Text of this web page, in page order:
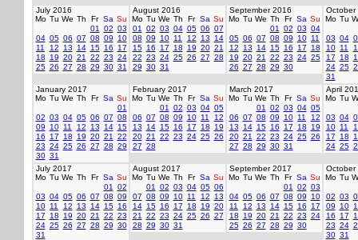
July 2016
Mo Tu We Th Fr Sa Su
01
02 03
04 05 06 07 08 09
10
11
12 13 14 15 16
17
18
19 20 21 22 23 24
25 26 27 28 29 30 31
August 2016
Mo Tu We Th Fr Sa Su
01
02 03 04 05 06 07
08 09 10 11 12 13
14
15 16 17 18 19 20 21
22 23 24 25 26 27 28
29 30 31
September 2016
Mo Tu We Th Fr Sa Su
01
02 03 04
05 06 07 08 09 10 11
12
13 14 15 16 17
18
19 20 21 22 23 24 25
26 27 28 29 30
October
Mo Tu
03 04
10 11
17
18
24 25
31
January 2017
Mo Tu We Th Fr Sa Su
01
02 03 04 05 06 07 08
09
10 11 12 13 14 15
16
17 18 19 20 21
22
23 24 25 26 27 28 29
30 31
February 2017
Mo Tu We Th Fr Sa Su
01
02 03 04 05
06 07 08 09 10 11
12
13
14 15 16 17 18
19
20 21 22 23 24 25 26
27 28
March 2017
Mo Tu We Th Fr Sa Su
01
02 03 04 05
06 07 08 09 10 11
12
13
14 15 16 17 18
19
20 21 22 23 24 25 26
27 28 29 30 31
April
Mo Tu
03 04
10 11
17
18
24 25
July 2017
Mo Tu We Th Fr Sa Su
01
02
03 04 05 06 07 08 09
10 11 12 13 14 15 16
17
18 19 20 21 22 23
24 25 26 27 28 29 30
31
August 2017
Mo Tu We Th Fr Sa Su
01
02 03 04 05 06
07 08 09 10 11 12
13
14 15 16 17 18 19 20
21
22 23 24 25 26 27
28 29 30 31
September 2017
Mo Tu We Th Fr Sa Su
01
02 03
04 05 06 07 08 09
10
11
12 13 14 15 16
17
18
19 20 21 22 23 24
25 26 27 28 29 30
October
Mo Tu
02 03
09
10
16
17
23 24
30 31